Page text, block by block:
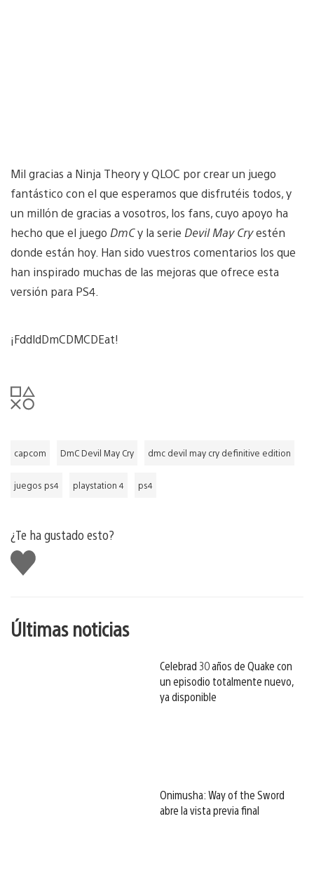
Mil gracias a Ninja Theory y QLOC por crear un juego
fantástico con el que esperamos que disfrutéis todos, y
un millón de gracias a vosotros, los fans, cuyo apoyo ha
hecho que el juego DmCy la serie Devil May Cryestén
donde están hoy. Han sido vuestros comentarios los que
han inspirado muchas de las mejoras que ofrece esta
versión para PS4.
¡FddldDmCDMCDEat!
capcom DmC Devil May Cry dmc devil may cry definitive edition
juegos ps4 playstation 4 ps4
¿Te ha gustado esto?
Me
gusta
Últimas noticias
Celebrad 30 años de Quake con
un episodio totalmente nuevo,
ya disponible
Onimusha: Way of the Sword
abre la vista previa final